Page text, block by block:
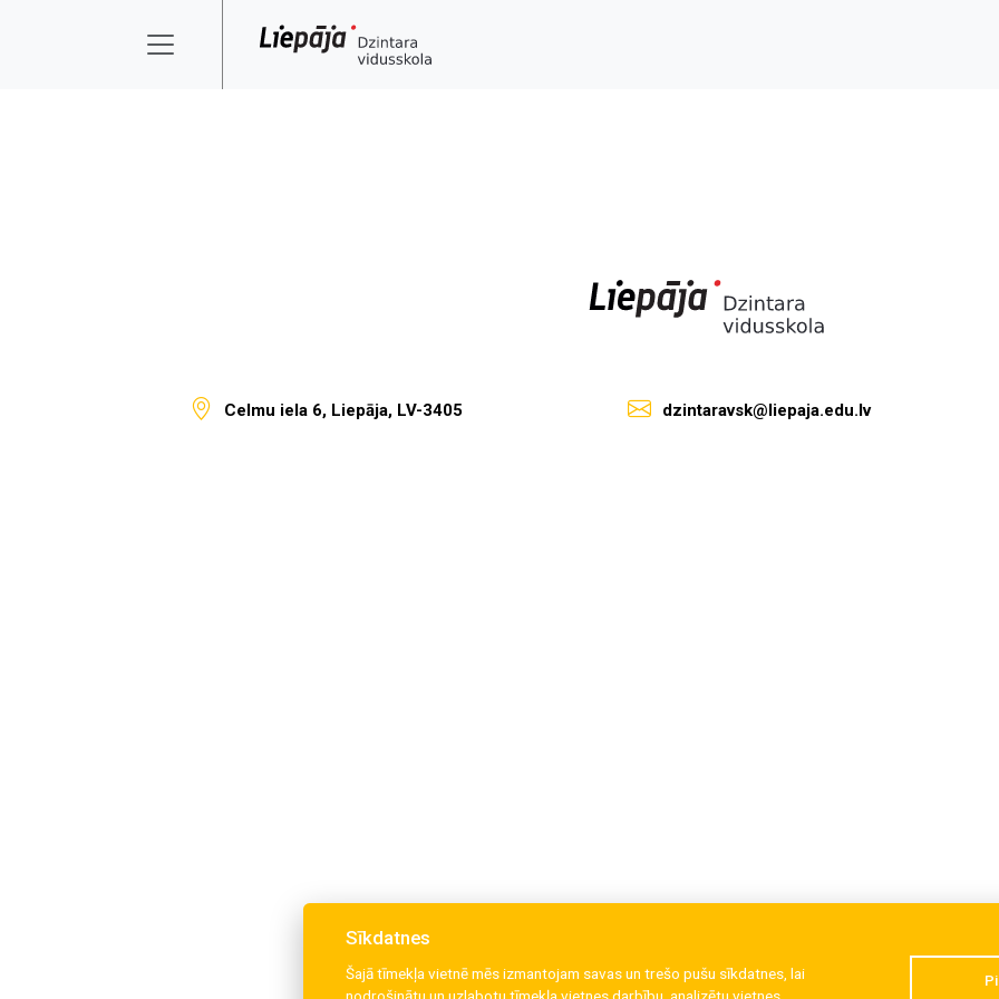
Celmu iela 6, Liepāja, LV-3405 dzintaravsk@liepaja.edu.lv
Sīkdatnes
Šajā tīmekļa vietnē mēs izmantojam savas un trešo pušu sīkdatnes, lai